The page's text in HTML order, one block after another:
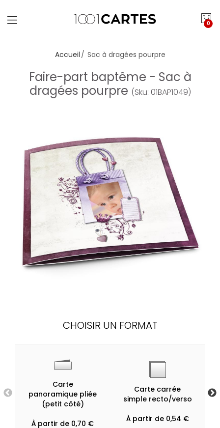
0
Accueil Sac à dragées pourpre
Faire-part baptême - Sac à
dragées pourpre (Sku: 01BAP1049)
CHOISIR UN FORMAT
Carte
panoramique pliée
(petit côté)
À partir de 0,70 €
Carte carrée
simple recto/verso
À partir de 0,54 €